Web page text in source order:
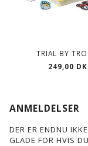
TRIAL BY
249,00
ANMELDELSER
DER ER ENDNU
GLADE FOR HVIS